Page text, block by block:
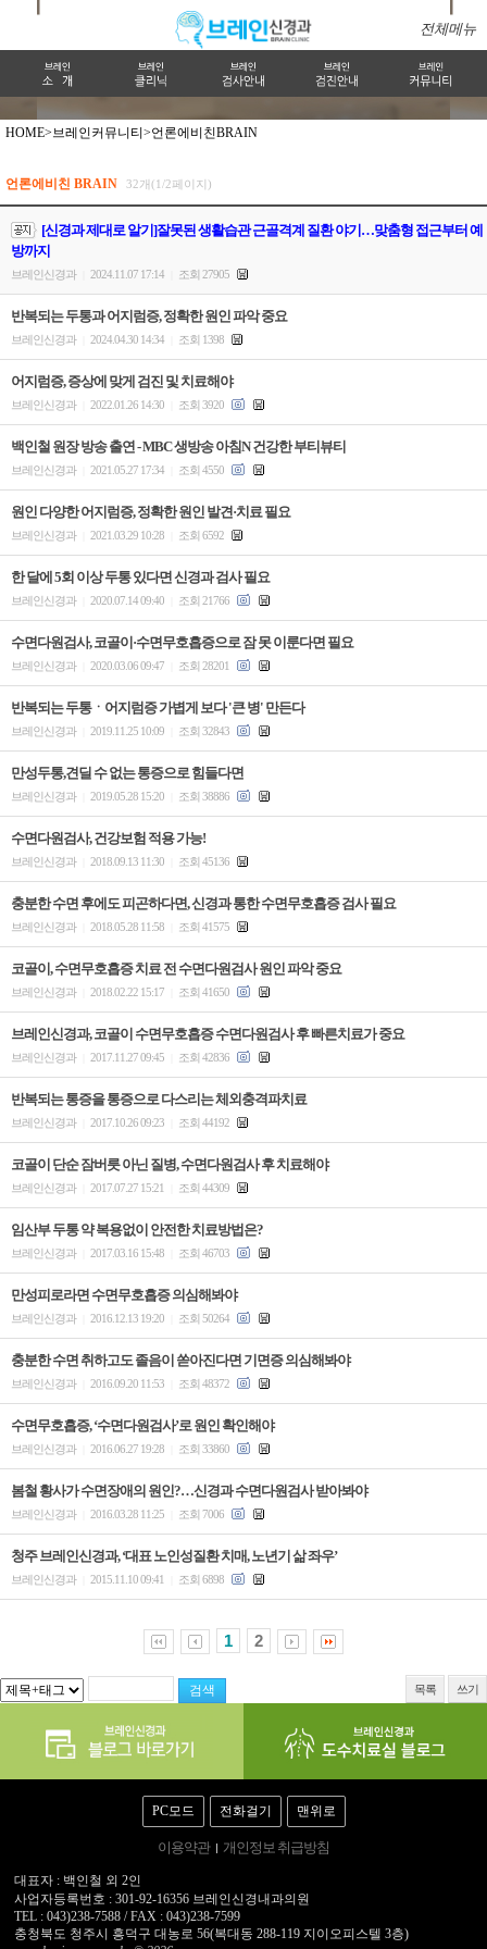
전체메뉴
HOME>브레인커뮤니티>언론에비친BRAIN
언론에비친 BRAIN 32개(1/2페이지)
[신경과 제대로 알기]잘못된 생활습관 근골격계 질환 야기…맞춤형 접근부터 예
방까지
브레인신경과 2024.11.07 17:14 조회 27905
반복되는 두통과 어지럼증, 정확한 원인 파악 중요
브레인신경과 2024.04.30 14:34 조회 1398
어지럼증, 증상에 맞게 검진 및 치료해야
브레인신경과 2022.01.26 14:30 조회 3920
백인철 원장 방송 출연 - MBC 생방송 아침N 건강한 부티뷰티
브레인신경과 2021.05.27 17:34 조회 4550
원인 다양한 어지럼증, 정확한 원인 발견·치료 필요
브레인신경과 2021.03.29 10:28 조회 6592
한 달에 5회 이상 두통 있다면 신경과 검사 필요
브레인신경과 2020.07.14 09:40 조회 21766
수면다원검사, 코골이·수면무호흡증으로 잠 못 이룬다면 필요
브레인신경과 2020.03.06 09:47 조회 28201
반복되는 두통ㆍ어지럼증 가볍게 보다 '큰 병' 만든다
브레인신경과 2019.11.25 10:09 조회 32843
만성두통,견딜 수 없는 통증으로 힘들다면
브레인신경과 2019.05.28 15:20 조회 38886
수면다원검사, 건강보험 적용 가능!
브레인신경과 2018.09.13 11:30 조회 45136
충분한 수면 후에도 피곤하다면, 신경과 통한 수면무호흡증 검사 필요
브레인신경과 2018.05.28 11:58 조회 41575
코골이, 수면무호흡증 치료 전 수면다원검사 원인 파악 중요
브레인신경과 2018.02.22 15:17 조회 41650
브레인신경과, 코골이 수면무호흡증 수면다원검사 후 빠른치료가 중요
브레인신경과 2017.11.27 09:45 조회 42836
반복되는 통증을 통증으로 다스리는 체외충격파치료
브레인신경과 2017.10.26 09:23 조회 44192
코골이 단순 잠버릇 아닌 질병, 수면다원검사 후 치료해야
브레인신경과 2017.07.27 15:21 조회 44309
임산부 두통 약 복용없이 안전한 치료방법은?
브레인신경과 2017.03.16 15:48 조회 46703
만성피로라면 수면무호흡증 의심해봐야
브레인신경과 2016.12.13 19:20 조회 50264
충분한 수면 취하고도 졸음이 쏟아진다면 기면증 의심해봐야
브레인신경과 2016.09.20 11:53 조회 48372
수면무호흡증, ‘수면다원검사’로 원인 확인해야
브레인신경과 2016.06.27 19:28 조회 33860
봄철 황사가 수면장애의 원인?…신경과 수면다원검사 받아봐야
브레인신경과 2016.03.28 11:25 조회 7006
청주 브레인신경과, ‘대표 노인성질환 치매, 노년기 삶 좌우’
브레인신경과 2015.11.10 09:41 조회 6898
1 2
목록 쓰기
PC모드 전화걸기 맨위로
이용약관 개인정보 취급방침
대표자 : 백인철 외 2인
사업자등록번호 : 301-92-16356 브레인신경내과의원
TEL : 043)238-7588 / FAX : 043)238-7599
충청북도 청주시 흥덕구 대농로 56(복대동 288-119 지이오피스텔 3층)